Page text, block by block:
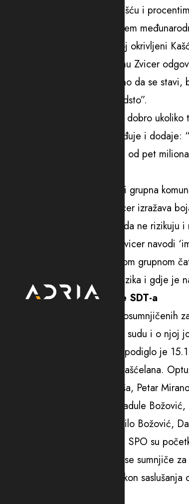
sa kojim je komunicirao o učešću i
Dio materijala koji je SDT putem
odnosi se i na prepisku u kojoj okrivljeni
traže da im se stavi”. Na to mu Zvicer
Kašćelan pita: “A koliko ukupno da se
25 odsto vađenje preko 20 odsto”.
Kašćelan zaključuje da bi bilo dobro
se ulaže, što i Kašćelan potvrđuje i
konstatuje da se radi o iznosu od pet
“Osnovanu sumnju potvrđuje i grupna
N.N. lica, u kojoj Radoje Zvicer izražava
ECC PIN-a JPLXOH sugeriše da ne
poruku 4.2$ je bez rizika, a Zvicer navodi
U nastavku komunikacije u ovom grupnom
kako to izvršiti sigurno i bez rizika i gdje je
Viši sud još “vaga” dokaze SDT-a
Kontrola optužnice protiv 20 osumnjičenih
održana je 28. marta u Višem sudu i o njoj
Specijalno državno tužilaštvo podiglo je
Radoja Zvicera i Slobodana Kašćelana.
Viktor Drešaj, Radomir Dobriša, Petar
zatim odbjegli Vuk Vulević, Radule
predsjednik Opštine Budva Milo Božović,
U okviru iste akcije, službenici SPO su
Joksimovića iz Podgorice koji se sumnjiče
Smoloviću i Joksimoviću je nakon